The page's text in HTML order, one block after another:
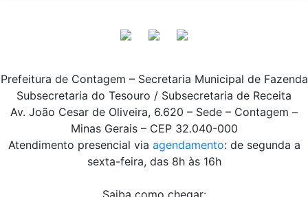
Prefeitura de Contagem – Secretaria Municipal de Fazenda
Subsecretaria do Tesouro / Subsecretaria de Receita
Av. João Cesar de Oliveira, 6.620 – Sede – Contagem –
Minas Gerais – CEP 32.040-000
Atendimento presencial via agendamento: de segunda a
sexta-feira, das 8h às 16h